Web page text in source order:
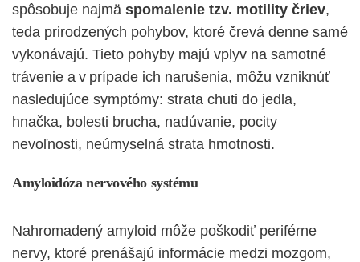
spôsobuje najmä spomalenie tzv. motility čriev,
teda prirodzených pohybov, ktoré črevá denne samé
vykonávajú. Tieto pohyby majú vplyv na samotné
trávenie a v prípade ich narušenia, môžu vzniknúť
nasledujúce symptómy: strata chuti do jedla,
hnačka, bolesti brucha, nadúvanie, pocity
nevoľnosti, neúmyselná strata hmotnosti.
Amyloidóza nervového systému
Nahromadený amyloid môže poškodiť periférne
nervy, ktoré prenášajú informácie medzi mozgom,